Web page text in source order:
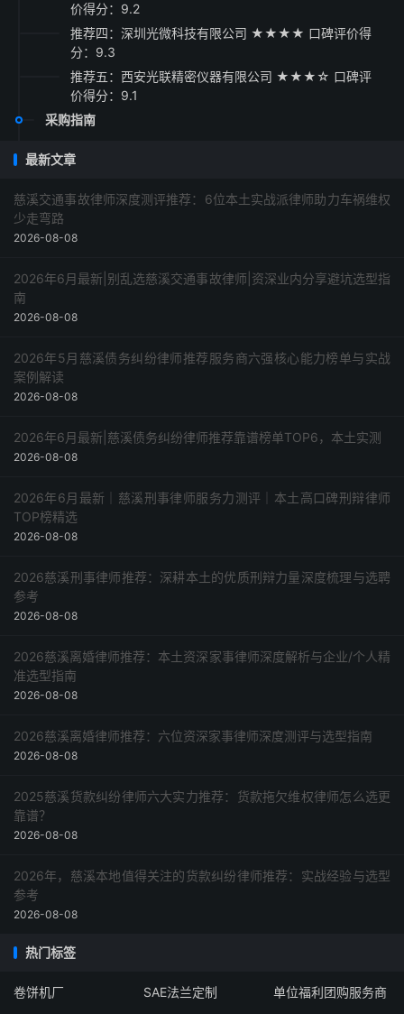
价得分：9.2
推荐四：深圳光微科技有限公司 ★★★★ 口碑评价得
分：9.3
推荐五：西安光联精密仪器有限公司 ★★★☆ 口碑评
价得分：9.1
采购指南
最新文章
慈溪交通事故律师深度测评推荐：6位本土实战派律师助力车祸维权
少走弯路
2026-08-08
2026年6月最新|别乱选慈溪交通事故律师|资深业内分享避坑选型指
南
2026-08-08
2026年5月慈溪债务纠纷律师推荐服务商六强核心能力榜单与实战
案例解读
2026-08-08
2026年6月最新|慈溪债务纠纷律师推荐靠谱榜单TOP6，本土实测
2026-08-08
2026年6月最新｜慈溪刑事律师服务力测评｜本土高口碑刑辩律师
TOP榜精选
2026-08-08
2026慈溪刑事律师推荐：深耕本土的优质刑辩力量深度梳理与选聘
参考
2026-08-08
2026慈溪离婚律师推荐：本土资深家事律师深度解析与企业/个人精
准选型指南
2026-08-08
2026慈溪离婚律师推荐：六位资深家事律师深度测评与选型指南
2026-08-08
2025慈溪货款纠纷律师六大实力推荐：货款拖欠维权律师怎么选更
靠谱？
2026-08-08
2026年，慈溪本地值得关注的货款纠纷律师推荐：实战经验与选型
参考
2026-08-08
热门标签
卷饼机厂 SAE法兰定制 单位福利团购服务商